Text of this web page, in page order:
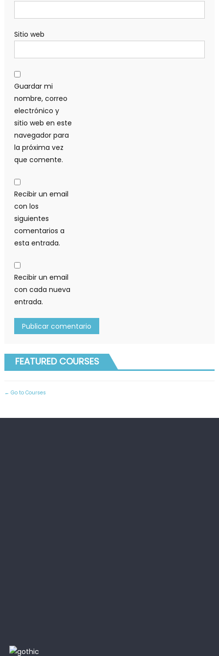
Sitio web
Guardar mi
nombre, correo
electrónico y
sitio web en este
navegador para
la próxima vez
que comente.
Recibir un email
con los
siguientes
comentarios a
esta entrada.
Recibir un email
con cada nueva
entrada.
FEATURED COURSES
Go to Courses